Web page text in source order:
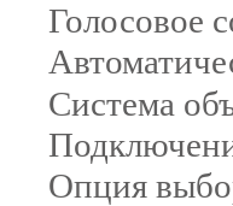
Голосовое
Система
Опция